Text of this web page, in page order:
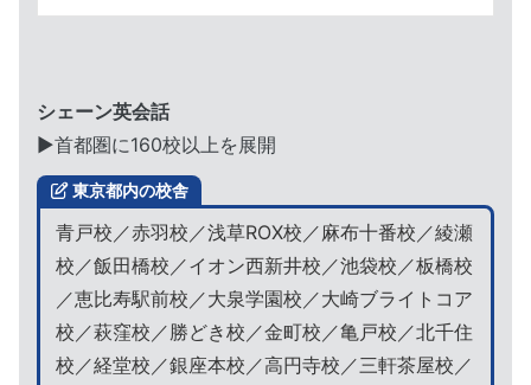
シェーン英会話
▶︎首都圏に160校以上を展開
東京都内の校舎
青戸校／赤羽校／浅草ROX校／麻布十番校／綾瀬
校／飯田橋校／イオン西新井校／池袋校／板橋校
／恵比寿駅前校／大泉学園校／大崎ブライトコア
校／萩窪校／勝どき校／金町校／亀戸校／北千住
校／経堂校／銀座本校／高円寺校／三軒茶屋校／